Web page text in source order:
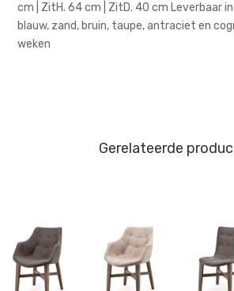
cm | ZitH. 64 cm | ZitD. 40 cm Leverbaar
blauw, zand, bruin, taupe, antraciet en
weken
Gerelateerde